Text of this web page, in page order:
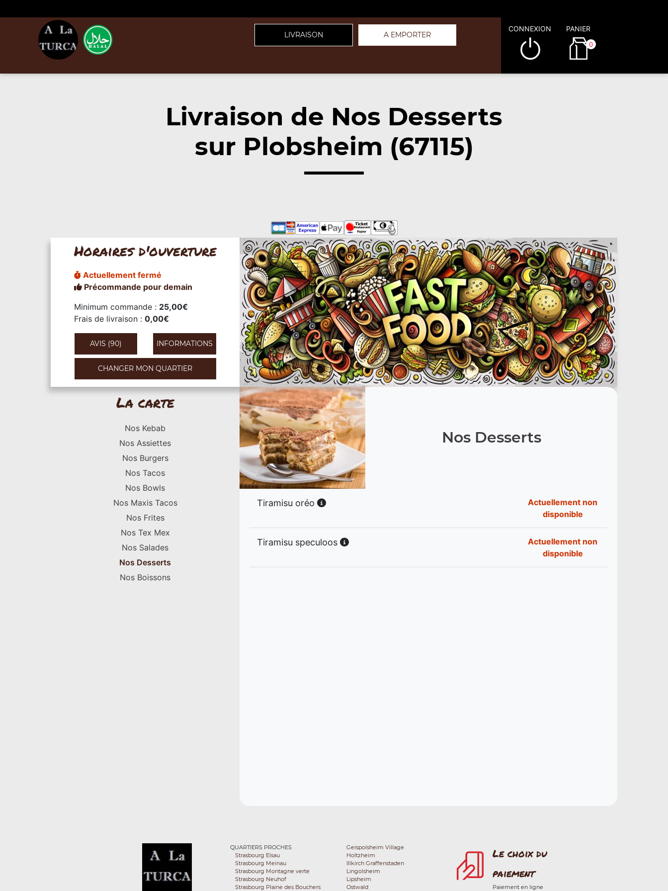
LIVRAISON A EMPORTER
CONNEXION PANIER
0
Livraison de Nos Desserts
sur Plobsheim (67115)
Horaires d'ouverture
Actuellement fermé
Précommande pour demain
Minimum commande : 25,00€
Frais de livraison : 0,00€
AVIS (90) INFORMATIONS
CHANGER MON QUARTIER
La carte
Nos Kebab
Nos Assiettes
Nos Burgers
Nos Tacos
Nos Bowls
Nos Maxis Tacos
Nos Frites
Nos Tex Mex
Nos Salades
Nos Desserts
Nos Boissons
Nos Desserts
Tiramisu oréo
Actuellement non
disponible
Tiramisu speculoos
Actuellement non
disponible
QUARTIERS PROCHES
Strasbourg Elsau
Strasbourg Meinau
Strasbourg Montagne verte
Strasbourg Neuhof
Strasbourg Plaine des Bouchers
Geispolsheim Village
Holtzheim
Illkirch Graffenstaden
Lingolsheim
Lipsheim
Ostwald
Le choix du
paiement
Paiement en ligne